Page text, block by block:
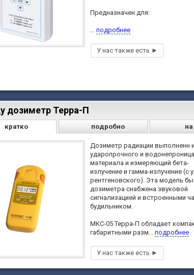
Предназначен для:
... подробнее
дозиметр Терра-П
кратко подробно
Дозиметр радиации выполненн
ударопрочного и
материала и измеряющий бета-
излучение и гамма-излучение (с
рентгеновского). Эта модель
дозиметра снабжена звуковой
сигнализацией и встроенными
будильником.
МКС-05 Терра-П обладает
габаритными разм... подробнее